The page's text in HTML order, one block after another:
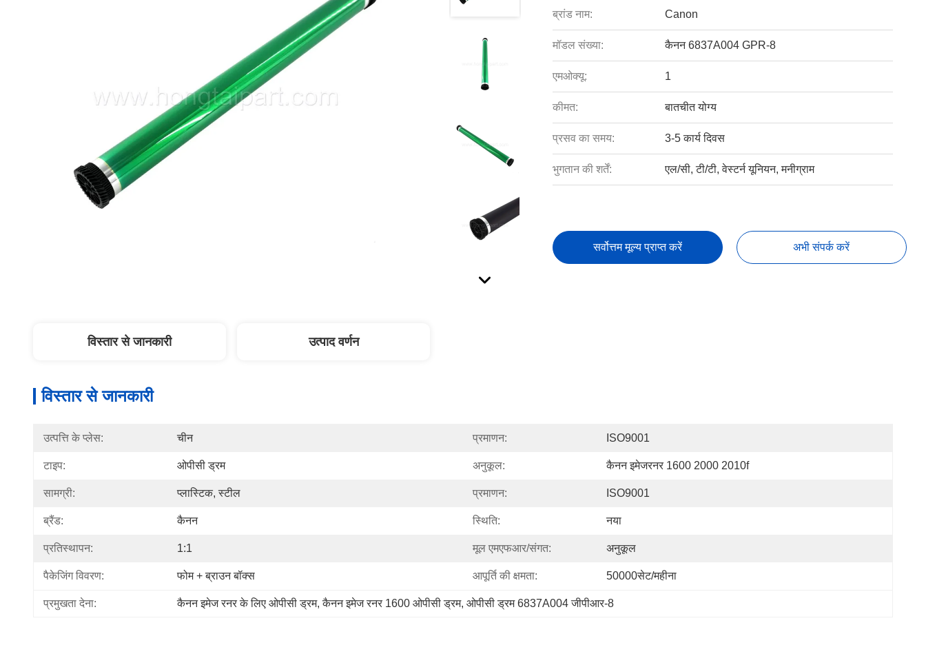
ब्रांड नाम: Canon
मॉडल संख्या: कैनन 6837A004 GPR-8
एमओक्यू: 1
कीमत: बातचीत योग्य
प्रसव का समय: 3-5 कार्य दिवस
भुगतान की शर्तें: एल/सी, टी/टी, वेस्टर्न यूनियन, मनीग्राम
सर्वोत्तम मूल्य प्राप्त करें अभी संपर्क करें
विस्तार से जानकारी उत्पाद वर्णन
विस्तार से जानकारी
उत्पत्ति के प्लेस: चीन प्रमाणन: ISO9001
टाइप: ओपीसी ड्रम अनुकूल: कैनन इमेजरनर 1600 2000 2010f
सामग्री: प्लास्टिक, स्टील प्रमाणन: ISO9001
ब्रैंड: कैनन स्थि‍ति: नया
प्रतिस्थापन: 1:1 मूल एमएफआर/संगत: अनुकूल
पैकेजिंग विवरण: फोम + ब्राउन बॉक्स आपूर्ति की क्षमता: 50000सेट/महीना
प्रमुखता देना: कैनन इमेज रनर के लिए ओपीसी ड्रम, कैनन इमेज रनर 1600 ओपीसी ड्रम, ओपीसी ड्रम 6837A004 जीपीआर-8